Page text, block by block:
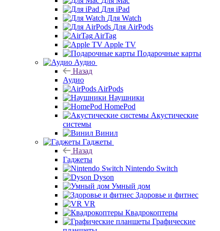
Для iPad
Для Watch
Для AirPods
AirTag
Apple TV
Подарочные карты
Аудио
Назад
Аудио
AirPods
Наушники
HomePod
Акустические
системы
Винил
Гаджеты
Назад
Гаджеты
Nintendo Switch
Dyson
Умный дом
Здоровье и фитнес
VR
Квадрокоптеры
Графические